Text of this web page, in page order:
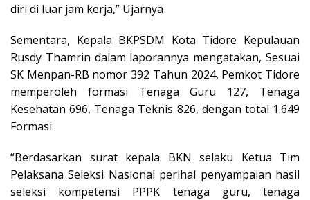
diri di luar jam kerja,” Ujarnya
Sementara, Kepala BKPSDM Kota Tidore Kepulauan
Rusdy Thamrin dalam laporannya mengatakan, Sesuai
SK Menpan-RB nomor 392 Tahun 2024, Pemkot Tidore
memperoleh formasi Tenaga Guru 127, Tenaga
Kesehatan 696, Tenaga Teknis 826, dengan total 1.649
Formasi.
“Berdasarkan surat kepala BKN selaku Ketua Tim
Pelaksana Seleksi Nasional perihal penyampaian hasil
seleksi kompetensi PPPK tenaga guru, tenaga